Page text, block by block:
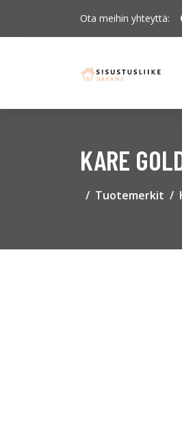
Ota meihin yhteyttä:
KARE
Tuotemerkit